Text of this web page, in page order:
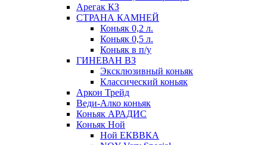
Арегак КЗ
СТРАНА КАМНЕЙ
Коньяк 0,2 л.
Коньяк 0,5 л.
Коньяк в п/у
ГИНЕВАН ВЗ
Эксклюзивный коньяк
Классический коньяк
Аркон Трейд
Веди-Алко коньяк
Коньяк АРАДИС
Коньяк Ной
Ной ЕКВВКА